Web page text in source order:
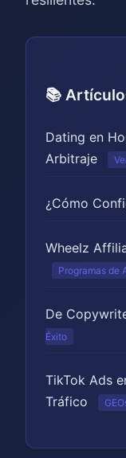
📚
Dating en
Arbitraje
¿Cómo
Wheelz
Programas de
De
Éxito
TikTok Ads
Tráfico